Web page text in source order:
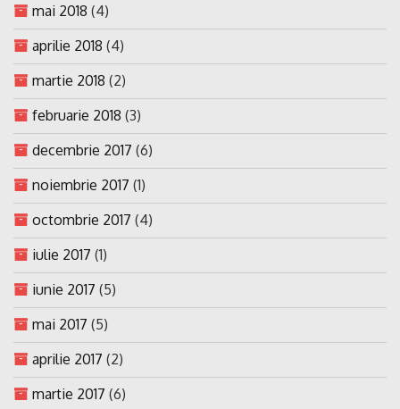
mai 2018 (4)
aprilie 2018 (4)
martie 2018 (2)
februarie 2018 (3)
decembrie 2017 (6)
noiembrie 2017 (1)
octombrie 2017 (4)
iulie 2017 (1)
iunie 2017 (5)
mai 2017 (5)
aprilie 2017 (2)
martie 2017 (6)